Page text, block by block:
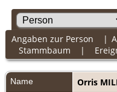
Angaben zur Person |
Stammbaum |
Name Orris